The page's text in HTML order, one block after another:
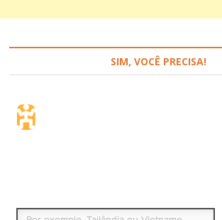
SIM, VOCÊ PRECISA!